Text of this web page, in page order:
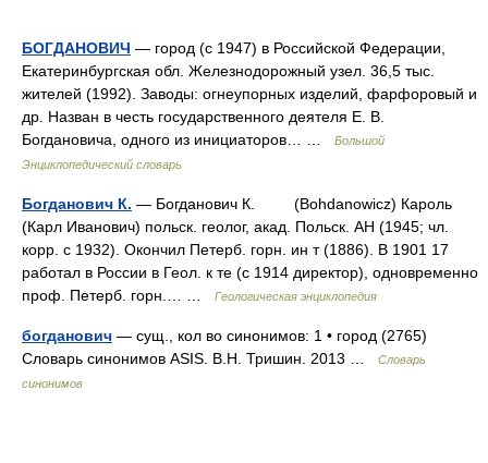
БОГДАНОВИЧ — город (с 1947) в Российской Федерации,
Екатеринбургская обл. Железнодорожный узел. 36,5 тыс.
жителей (1992). Заводы: огнеупорных изделий, фарфоровый и
др. Назван в честь государственного деятеля Е. В.
Богдановича, одного из инициаторов… …
Большой
Энциклопедический словарь
Богданович К. — Богданович К. (Bohdanowicz) Кароль
(Карл Иванович) польск. геолог, акад. Польск. АН (1945; чл.
корр. с 1932). Окончил Петерб. горн. ин т (1886). В 1901 17
работал в России в Геол. к те (с 1914 директор), одновременно
проф. Петерб. горн.… …
Геологическая энциклопедия
богданович — сущ., кол во синонимов: 1 • город (2765)
Словарь синонимов ASIS. В.Н. Тришин. 2013 …
Словарь
синонимов